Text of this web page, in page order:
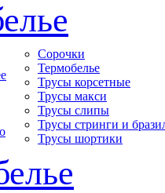
Сорочки
Термобелье
Трусы корсетные
Трусы макси
Трусы слипы
Трусы стринги и
Трусы шортики